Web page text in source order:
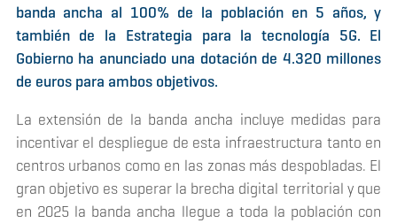
banda ancha al 100% de la población en 5 años, y
también de la Estrategia para la tecnología 5G. El
Gobierno ha anunciado una dotación de 4.320 millones
de euros para ambos objetivos.
La extensión de la banda ancha incluye medidas para
incentivar el despliegue de esta infraestructura tanto en
centros urbanos como en las zonas más despobladas. El
gran objetivo es superar la brecha digital territorial y que
en 2025 la banda ancha llegue a toda la población con